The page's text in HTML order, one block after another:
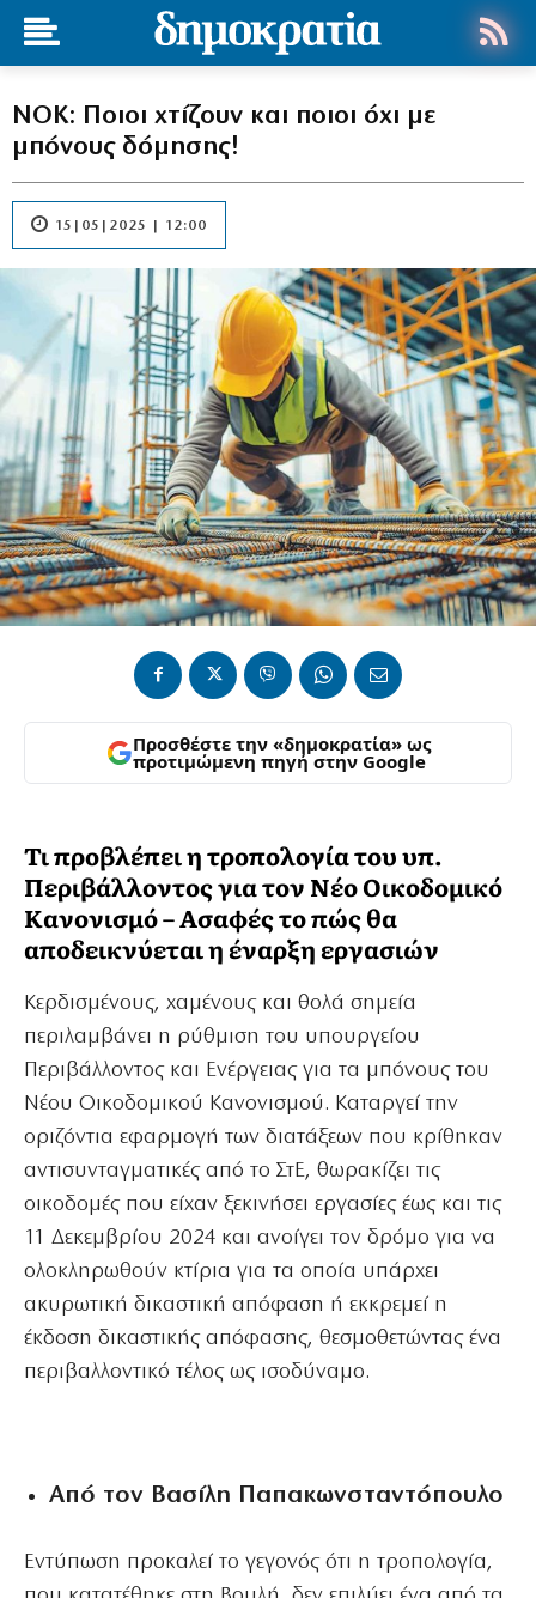
ΝΟΚ: Ποιοι χτίζουν και ποιοι όχι με
μπόνους δόμησης!
15|05|2025 | 12:00
Προσθέστε την «δημοκρατία» ως
προτιμώμενη πηγή στην Google
Τι προβλέπει η τροπολογία του υπ.
Περιβάλλοντος για τον Νέο Οικοδομικό
Κανονισμό – Ασαφές το πώς θα
αποδεικνύεται η έναρξη εργασιών
Κερδισμένους, χαμένους και θολά σημεία
περιλαμβάνει η ρύθμιση του υπουργείου
Περιβάλλοντος και Ενέργειας για τα μπόνους του
Νέου Οικοδομικού Κανονισμού. Καταργεί την
οριζόντια εφαρμογή των διατάξεων που κρίθηκαν
αντισυνταγματικές από το ΣτΕ, θωρακίζει τις
οικοδομές που είχαν ξεκινήσει εργασίες έως και τις
11 Δεκεμβρίου 2024 και ανοίγει τον δρόμο για να
ολοκληρωθούν κτίρια για τα οποία υπάρχει
ακυρωτική δικαστική απόφαση ή εκκρεμεί η
έκδοση δικαστικής απόφασης, θεσμοθετώντας ένα
περιβαλλοντικό τέλος ως ισοδύναμο.
Από τον Βασίλη Παπακωνσταντόπουλο
Εντύπωση προκαλεί το γεγονός ότι η τροπολογία,